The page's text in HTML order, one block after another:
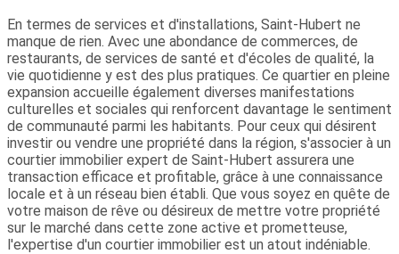
En termes de services et d'installations, Saint-Hubert ne
manque de rien. Avec une abondance de commerces, de
restaurants, de services de santé et d'écoles de qualité, la
vie quotidienne y est des plus pratiques. Ce quartier en pleine
expansion accueille également diverses manifestations
culturelles et sociales qui renforcent davantage le sentiment
de communauté parmi les habitants. Pour ceux qui désirent
investir ou vendre une propriété dans la région, s'associer à un
courtier immobilier expert de Saint-Hubert assurera une
transaction efficace et profitable, grâce à une connaissance
locale et à un réseau bien établi. Que vous soyez en quête de
votre maison de rêve ou désireux de mettre votre propriété
sur le marché dans cette zone active et prometteuse,
l'expertise d'un courtier immobilier est un atout indéniable.